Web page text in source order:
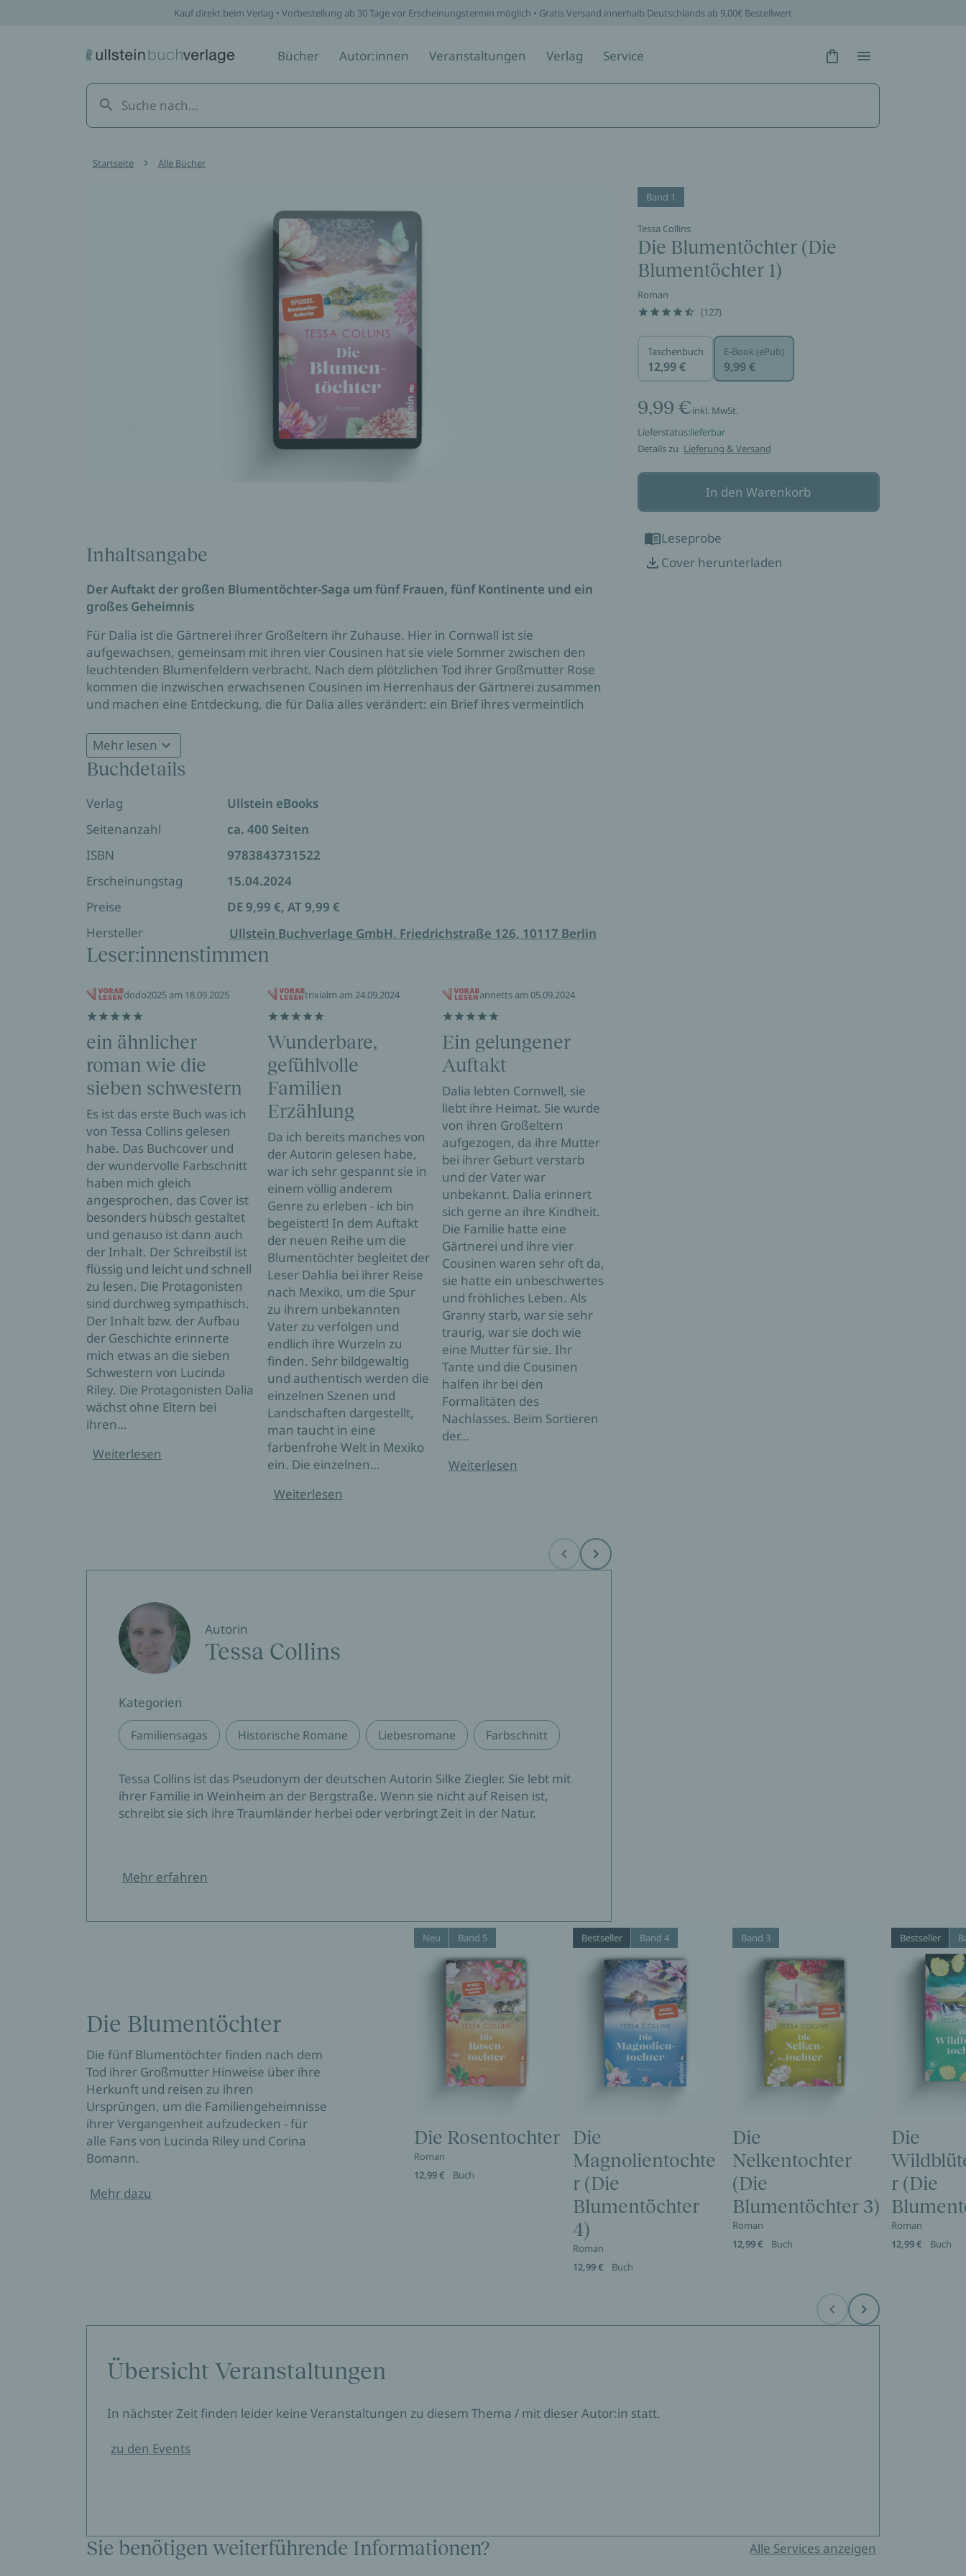
Kauf direkt beim Verlag • Vorbestellung ab 30 Tage vor Erscheinungstermin möglich • Gratis Versand innerhalb Deutschlands ab 9,00€ Bestellwert
Bücher Autor:innen Veranstaltungen Verlag Service Hidden Text
Hidden Text
Startseite Alle Bücher
Band 1
Tessa Collins
Die Blumentöchter (Die
Blumentöchter 1)
Roman
(127)
Taschenbuch
12,99 €
E-Book (ePub)
9,99 €
9,99 €inkl. MwSt.
Lieferstatus:lieferbar
Details zu Lieferung & Versand
In den Warenkorb
Leseprobe
Cover herunterladen
Inhaltsangabe
Der Auftakt der großen Blumentöchter-Saga um fünf Frauen, fünf Kontinente und ein
großes Geheimnis
Für Dalia ist die Gärtnerei ihrer Großeltern ihr Zuhause. Hier in Cornwall ist sie
aufgewachsen, gemeinsam mit ihren vier Cousinen hat sie viele Sommer zwischen den
leuchtenden Blumenfeldern verbracht. Nach dem plötzlichen Tod ihrer Großmutter Rose
kommen die inzwischen erwachsenen Cousinen im Herrenhaus der Gärtnerei zusammen
und machen eine Entdeckung, die für Dalia alles verändert: ein Brief ihres vermeintlich
die sie ihr Leben lang geschmerzt hat? Auf der Suche nach Antworten beschließt sie nach
Mexiko zu reisen, um ihren Vater ausfindig zu machen und kommt einer großen Liebe auf
die Spur, die an einer Mayastätte ihren Anfang nahm.
Mehr lesen
Buchdetails
Verlag
Ullstein eBooks
Seitenanzahl
ca. 400 Seiten
ISBN
9783843731522
Erscheinungstag
15.04.2024
Preise
DE 9,99 €, AT 9,99 €
Hersteller
Ullstein Buchverlage GmbH, Friedrichstraße 126, 10117 Berlin
Leser:innenstimmen
dodo2025 am 18.09.2025
ein ähnlicher
roman wie die
sieben schwestern
Es ist das erste Buch was ich
von Tessa Collins gelesen
habe. Das Buchcover und
der wundervolle Farbschnitt
haben mich gleich
angesprochen, das Cover ist
besonders hübsch gestaltet
und genauso ist dann auch
der Inhalt. Der Schreibstil ist
flüssig und leicht und schnell
zu lesen. Die Protagonisten
sind durchweg sympathisch.
Der Inhalt bzw. der Aufbau
der Geschichte erinnerte
mich etwas an die sieben
Schwestern von Lucinda
Riley. Die Protagonisten Dalia
wächst ohne Eltern bei
ihren…
Weiterlesen
trixialm am 24.09.2024
Wunderbare,
gefühlvolle
Familien
Erzählung
Da ich bereits manches von
der Autorin gelesen habe,
war ich sehr gespannt sie in
einem völlig anderem
Genre zu erleben - ich bin
begeistert! In dem Auftakt
der neuen Reihe um die
Blumentöchter begleitet der
Leser Dahlia bei ihrer Reise
nach Mexiko, um die Spur
zu ihrem unbekannten
Vater zu verfolgen und
endlich ihre Wurzeln zu
finden. Sehr bildgewaltig
und authentisch werden die
einzelnen Szenen und
Landschaften dargestellt,
man taucht in eine
farbenfrohe Welt in Mexiko
ein. Die einzelnen…
Weiterlesen
annetts am 05.09.2024
Ein gelungener
Auftakt
Dalia lebten Cornwell, sie
liebt ihre Heimat. Sie wurde
von ihren Großeltern
aufgezogen, da ihre Mutter
bei ihrer Geburt verstarb
und der Vater war
unbekannt. Dalia erinnert
sich gerne an ihre Kindheit.
Die Familie hatte eine
Gärtnerei und ihre vier
Cousinen waren sehr oft da,
sie hatte ein unbeschwertes
und fröhliches Leben. Als
Granny starb, war sie sehr
traurig, war sie doch wie
eine Mutter für sie. Ihr
Tante und die Cousinen
halfen ihr bei den
Formalitäten des
Nachlasses. Beim Sortieren
der…
Weiterlesen
Before Next
Autorin
Tessa Collins
Kategorien
Familiensagas Historische Romane Liebesromane Farbschnitt
Tessa Collins ist das Pseudonym der deutschen Autorin Silke Ziegler. Sie lebt mit
ihrer Familie in Weinheim an der Bergstraße. Wenn sie nicht auf Reisen ist,
schreibt sie sich ihre Traumländer herbei oder verbringt Zeit in der Natur.
Mehr erfahren
Die Blumentöchter
Die fünf Blumentöchter finden nach dem
Tod ihrer Großmutter Hinweise über ihre
Herkunft und reisen zu ihren
Ursprüngen, um die Familiengeheimnisse
ihrer Vergangenheit aufzudecken - für
alle Fans von Lucinda Riley und Corina
Bomann.
Mehr dazu
Neu Band 5
Die Rosentochter
Roman
12,99 €
Buch
Bestseller Band 4
Die
Magnolientochte
r (Die
Blumentöchter
4)
Roman
12,99 €
Buch
Band 3
Die
Nelkentochter
(Die
Blumentöchter 3)
Roman
12,99 €
Buch
Bestseller
Die
r (Die
Roman
12,99 €
Buch
Before Next
Übersicht Veranstaltungen
In nächster Zeit finden leider keine Veranstaltungen zu diesem Thema / mit dieser Autor:in statt.
zu den Events
Sie benötigen weiterführende Informationen? Alle Services anzeigen